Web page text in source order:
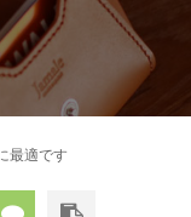
最適です